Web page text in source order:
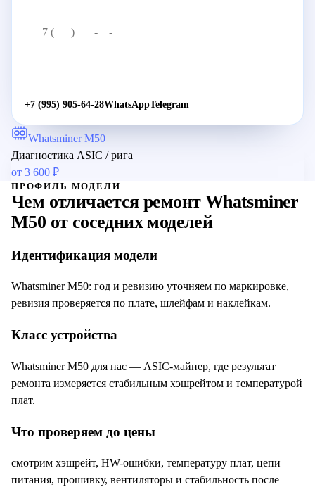
+7 (995) 905-64-28WhatsAppTelegram
Whatsminer M50
Диагностика ASIC / рига
от 3 600 ₽
ПРОФИЛЬ МОДЕЛИ
Чем отличается ремонт Whatsminer
M50 от соседних моделей
Идентификация модели
Whatsminer M50: год и ревизию уточняем по маркировке,
ревизия проверяется по плате, шлейфам и наклейкам.
Класс устройства
Whatsminer M50 для нас — ASIC-майнер, где результат
ремонта измеряется стабильным хэшрейтом и температурой
плат.
Что проверяем до цены
смотрим хэшрейт, HW-ошибки, температуру плат, цепи
питания, прошивку, вентиляторы и стабильность после